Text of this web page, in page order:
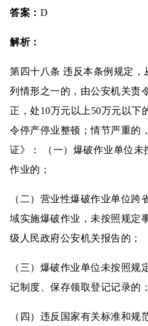
答案： D
解析：
第四十八条 违反本条例规定，
列情形之一的，由公安机关责
正，处10万元以上50万元以下
令停产停业整顿；情节严重的
证》： （一）爆破作业单位未
作业的；
（二）营业性爆破作业单位跨
域实施爆破作业，未按照规定
级人民政府公安机关报告的；
（三）爆破作业单位未按照规
记制度、保存领取登记记录的；
（四）违反国家有关标准和规